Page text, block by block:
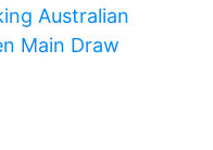
Australian
Main Draw